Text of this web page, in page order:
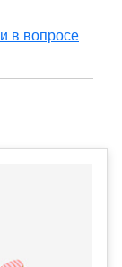
в вопросе